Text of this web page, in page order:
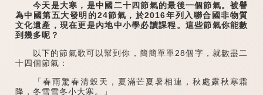
今天是大寒，是中國二十四節氣的最後一個節氣。被譽
為中國第五大發明的24節氣，於2016年列入聯合國非物質
文化遺產，現在更是內地中小學必讀課程。這些節氣你能數
到幾多呢？
以下的節氣歌可以幫到你，簡簡單單28個字，就數盡二
十四個節氣：
「春雨驚春清穀天，夏滿芒夏暑相連，秋處露秋寒霜
降，冬雪雪冬小大寒。」